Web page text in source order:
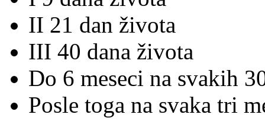
II 21 dan života
III 40 dana života
Do 6 meseci na svakih
Posle toga na svaka tri